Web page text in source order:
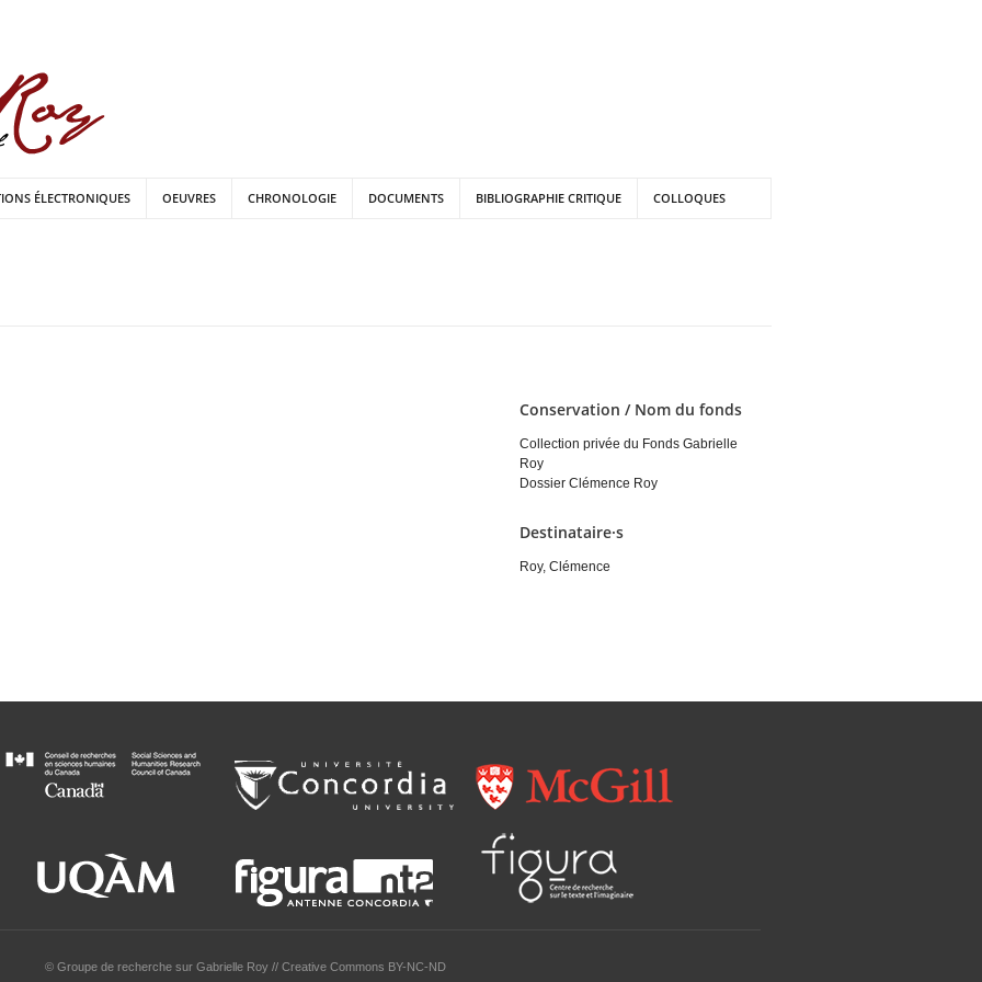
ÉLECTRONIQUES OEUVRES CHRONOLOGIE DOCUMENTS BIBLIOGRAPHIE CRITIQUE COLLOQUES
Conservation / Nom du fonds
Collection privée du Fonds Gabrielle
Roy
Dossier Clémence Roy
Destinataire·s
Roy, Clémence
© Groupe de recherche sur Gabrielle Roy // Creative Commons BY-NC-ND